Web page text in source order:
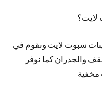
سبوت لايت ونقوم في
والجدران كما نوفر
مخفية